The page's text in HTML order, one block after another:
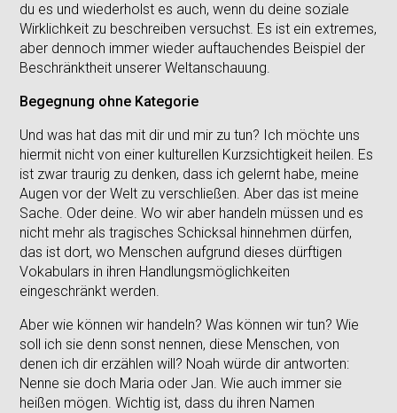
du es und wiederholst es auch, wenn du deine soziale
Wirklichkeit zu beschreiben versuchst. Es ist ein extremes,
aber dennoch immer wieder auftauchendes Beispiel der
Beschränktheit unserer Weltanschauung.
Begegnung ohne Kategorie
Und was hat das mit dir und mir zu tun? Ich möchte uns
hiermit nicht von einer kulturellen Kurzsichtigkeit heilen. Es
ist zwar traurig zu denken, dass ich gelernt habe, meine
Augen vor der Welt zu verschließen. Aber das ist meine
Sache. Oder deine. Wo wir aber handeln müssen und es
nicht mehr als tragisches Schicksal hinnehmen dürfen,
das ist dort, wo Menschen aufgrund dieses dürftigen
Vokabulars in ihren Handlungsmöglichkeiten
eingeschränkt werden.
Aber wie können wir handeln? Was können wir tun? Wie
soll ich sie denn sonst nennen, diese Menschen, von
denen ich dir erzählen will? Noah würde dir antworten:
Nenne sie doch Maria oder Jan. Wie auch immer sie
heißen mögen. Wichtig ist, dass du ihren Namen